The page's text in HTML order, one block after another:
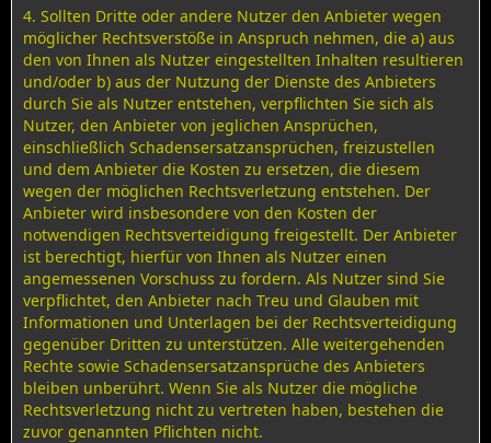
4. Sollten Dritte oder andere Nutzer den Anbieter wegen
möglicher Rechtsverstöße in Anspruch nehmen, die a) aus
den von Ihnen als Nutzer eingestellten Inhalten resultieren
und/oder b) aus der Nutzung der Dienste des Anbieters
durch Sie als Nutzer entstehen, verpflichten Sie sich als
Nutzer, den Anbieter von jeglichen Ansprüchen,
einschließlich Schadensersatzansprüchen, freizustellen
und dem Anbieter die Kosten zu ersetzen, die diesem
wegen der möglichen Rechtsverletzung entstehen. Der
Anbieter wird insbesondere von den Kosten der
notwendigen Rechtsverteidigung freigestellt. Der Anbieter
ist berechtigt, hierfür von Ihnen als Nutzer einen
angemessenen Vorschuss zu fordern. Als Nutzer sind Sie
verpflichtet, den Anbieter nach Treu und Glauben mit
Informationen und Unterlagen bei der Rechtsverteidigung
gegenüber Dritten zu unterstützen. Alle weitergehenden
Rechte sowie Schadensersatzansprüche des Anbieters
bleiben unberührt. Wenn Sie als Nutzer die mögliche
Rechtsverletzung nicht zu vertreten haben, bestehen die
zuvor genannten Pflichten nicht.